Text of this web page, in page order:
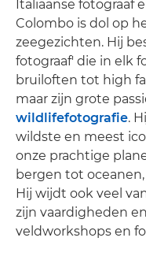
Italiaanse fotograaf
Colombo is dol op
zeegezichten. Hij
fotograaf' die in elk
bruiloften tot high
maar zijn grote
wildlifefotografie.
wildste en meest
onze prachtige
bergen tot
Hij wijdt ook veel
zijn vaardigheden
veldworkshops en